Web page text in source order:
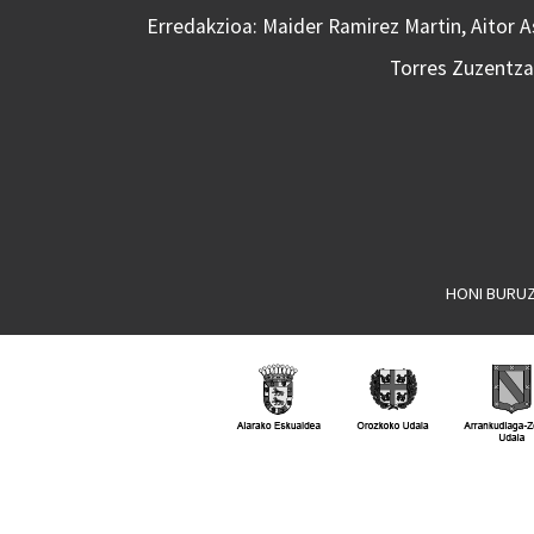
Erredakzioa: Maider Ramirez Martin, Aitor
Torres
HONI BURUZ